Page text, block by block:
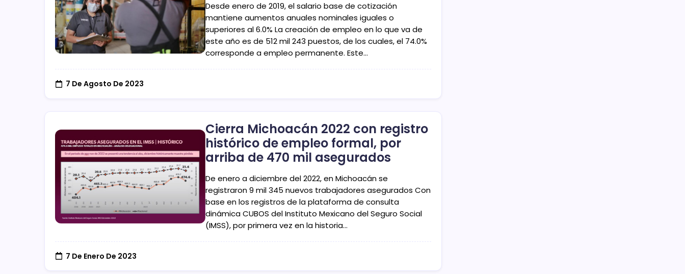
Desde enero de 2019, el salario base de cotización
mantiene aumentos anuales nominales iguales o
superiores al 6.0% La creación de empleo en lo que va de
este año es de 512 mil 243 puestos, de los cuales, el 74.0%
corresponde a empleo permanente. Este…
7 De Agosto De 2023
Cierra Michoacán 2022 con registro
histórico de empleo formal, por
arriba de 470 mil asegurados
De enero a diciembre del 2022, en Michoacán se
registraron 9 mil 345 nuevos trabajadores asegurados Con
base en los registros de la plataforma de consulta
dinámica CUBOS del Instituto Mexicano del Seguro Social
(IMSS), por primera vez en la historia…
7 De Enero De 2023